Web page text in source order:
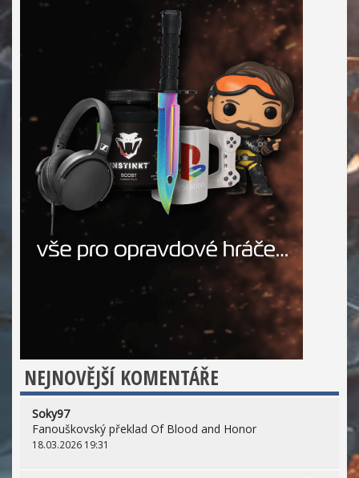
NEJNOVĚJŠÍ KOMENTÁŘE
Soky97
Fanouškovský překlad Of Blood and Honor
18.03.2026 19:31